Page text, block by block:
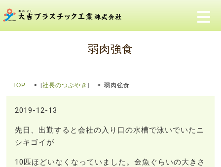
メ
弱肉強食
TOP [社長のつぶやき] 弱肉強食
2019-12-13
先日、出勤すると会社の入り口の水槽で泳いでいたニ
シキゴイが
10匹ほどいなくなっていました。金魚ぐらいの大きさ